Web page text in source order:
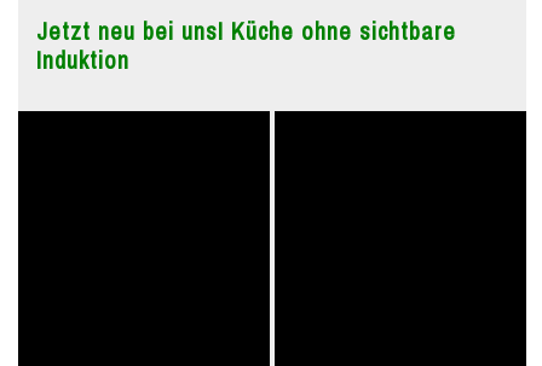
Jetzt neu bei uns! Küche ohne sichtbare
Induktion